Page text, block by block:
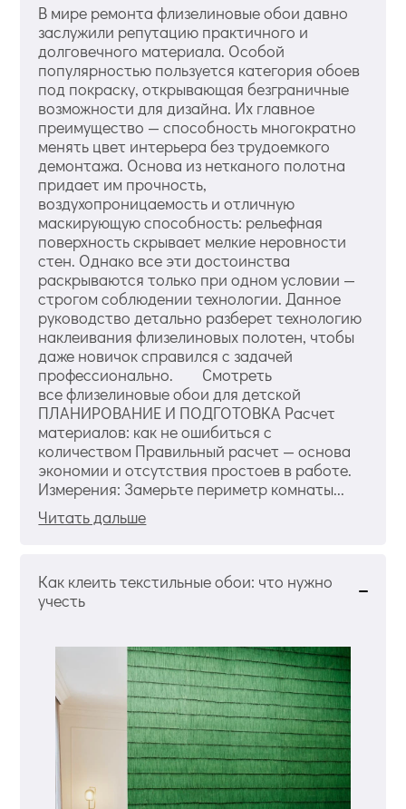
В мире ремонта флизелиновые обои давно
заслужили репутацию практичного и
долговечного материала. Особой
популярностью пользуется категория обоев
под покраску, открывающая безграничные
возможности для дизайна. Их главное
преимущество — способность многократно
менять цвет интерьера без трудоемкого
демонтажа. Основа из нетканого полотна
придает им прочность,
воздухопроницаемость и отличную
маскирующую способность: рельефная
поверхность скрывает мелкие неровности
стен. Однако все эти достоинства
раскрываются только при одном условии —
строгом соблюдении технологии. Данное
руководство детально разберет технологию
наклеивания флизелиновых полотен, чтобы
даже новичок справился с задачей
профессионально. Смотреть
все флизелиновые обои для детской
ПЛАНИРОВАНИЕ И ПОДГОТОВКА Расчет
материалов: как не ошибиться с
количеством Правильный расчет — основа
экономии и отсутствия простоев в работе.
Измерения: Замерьте периметр комнаты...
Читать дальше
Как клеить текстильные обои: что нужно
учесть